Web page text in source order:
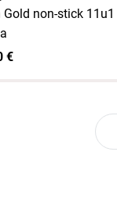
Gold non-stick 11u1
€